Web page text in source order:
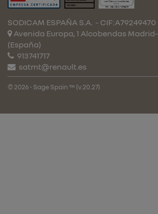
SODICAM ESPAÑA S.A. - CIF:A79249470
Avenida Europa, 1 Alcobendas Madrid-
(España)
913741717
satmt@renault.es
© 2026 - Sage Spain ™ (v.20.27)